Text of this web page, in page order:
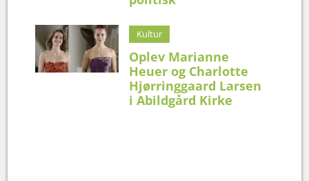
Kultur
Oplev Marianne
Heuer og Charlotte
Hjørringgaard Larsen
i Abildgård Kirke